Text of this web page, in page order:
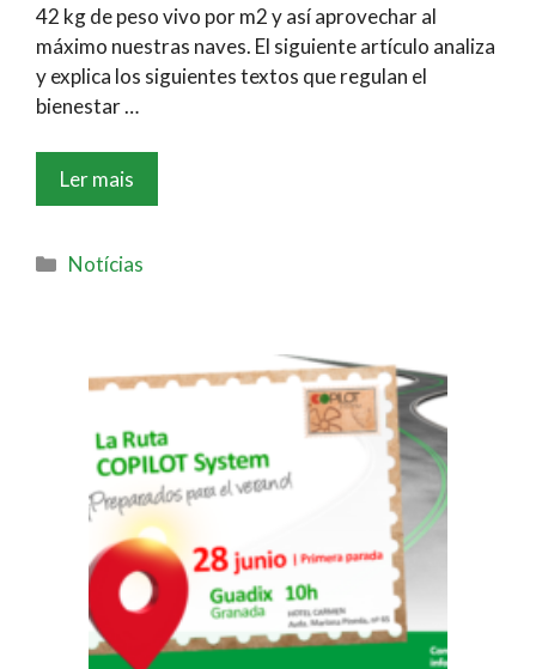
42 kg de peso vivo por m2 y así aprovechar al
máximo nuestras naves. El siguiente artículo analiza
y explica los siguientes textos que regulan el
bienestar …
Ler mais
Notícias